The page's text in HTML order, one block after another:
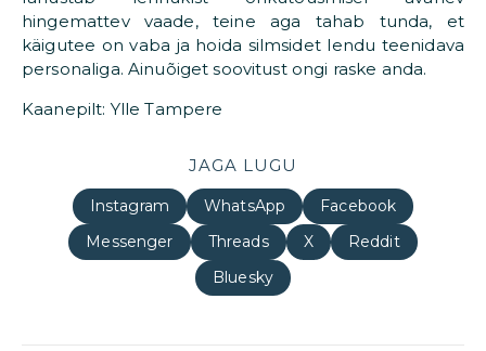
hingemattev vaade, teine aga tahab tunda, et
käigutee on vaba ja hoida silmsidet lendu teenidava
personaliga. Ainuõiget soovitust ongi raske anda.
Kaanepilt: Ylle Tampere
JAGA LUGU
Instagram WhatsApp
Facebook
Messenger
Threads X
Reddit
Bluesky